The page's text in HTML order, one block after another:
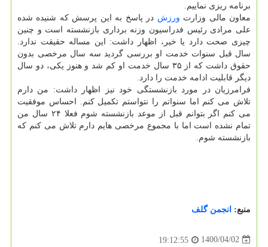
برنامه ریزی نماییم.
معاون مالی وزارت ورزش در پاسخ به این پرسش که شنیده شده
علی مرادی رئیس فدراسیون وزنه برداری بازنشسته است و چنین
چیزی صحت دارد یا خیر، اظهار داشت: این مساله حقیقت ندارد.
سال قبل سنوات خدمت او بررسی گردید سه سال مرخصی بدون
حقوق داشت که از ۳۵ سال خدمت او کم شد و هنوز یکی، دو سال
دیگر قابلیت ادامه خدمت را دارد.
فرامرزیان در مورد بازنشستگی خود نیز اظهار داشت: من دارم
تلاش می کنم اما سنواتم را نتواستم تکمیل کنم. احساس موفقیت
می کنم اگر بتوانم قبل از موعد بازنشسته شوم فعلا ۲۴ سال من
تمام نشده است اما با مجموع مرخصی هایم دارم تلاش می کنم که
بازنشسته شوم.
منبع: انجمن گلف
1400/04/02
19:12:55